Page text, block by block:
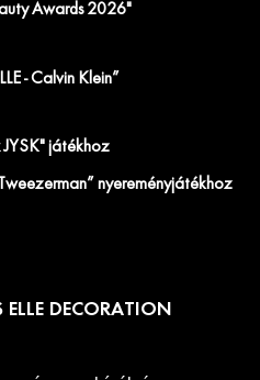
Awards 2026"
- Calvin Klein”
JYSK" játékhoz
nyereményjátékhoz
ELLE DECORATION